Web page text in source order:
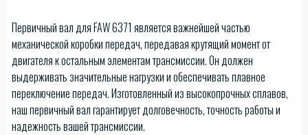
Первичный вал для FAW 6371 является важнейшей частью
механической коробки передач, передавая крутящий момент от
двигателя к остальным элементам трансмиссии. Он должен
выдерживать значительные нагрузки и обеспечивать плавное
переключение передач. Изготовленный из высокопрочных сплавов,
наш первичный вал гарантирует долговечность, точность работы и
надежность вашей трансмиссии.